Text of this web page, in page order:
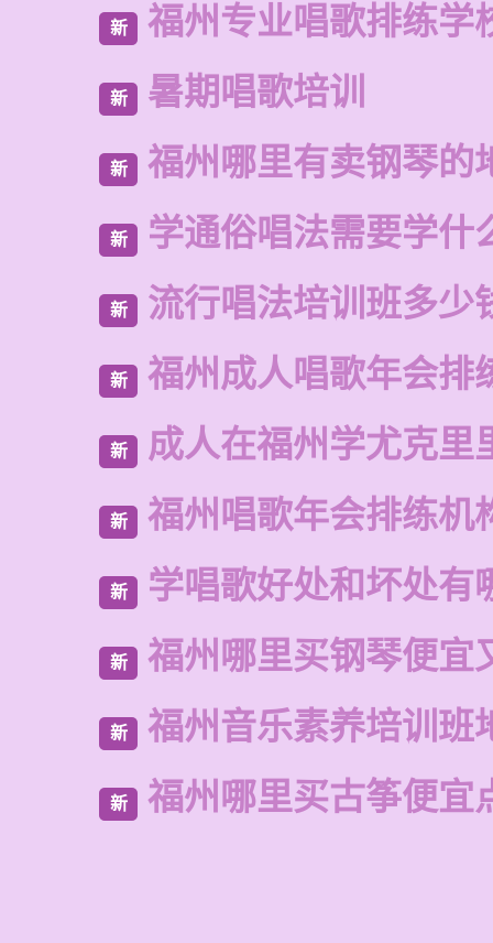
新 福州专业唱歌排练学
新 暑期唱歌培训
新 福州哪里有卖钢琴的
新 学通俗唱法需要学什
新 流行唱法培训班多少
新 福州成人唱歌年会排
新 成人在福州学尤克里
新 福州唱歌年会排练机
新 学唱歌好处和坏处有
新 福州哪里买钢琴便宜
新 福州音乐素养培训班
新 福州哪里买古筝便宜